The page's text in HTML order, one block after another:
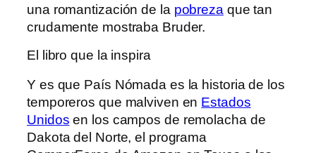
una romantización de la pobreza que tan
crudamente mostraba Bruder.
El libro que la inspira
Y es que País Nómada es la historia de los
temporeros que malviven en Estados
Unidos en los campos de remolacha de
Dakota del Norte, el programa